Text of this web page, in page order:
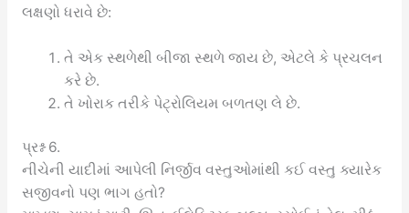
લક્ષણો ધરાવે છે:
તે એક સ્થળેથી બીજા સ્થળે જાય છે, એટલે કે પ્રચલન
કરે છે.
તે ખોરાક તરીકે પેટ્રોલિયમ બળતણ લે છે.
પ્રશ્ન 6.
નીચેની યાદીમાં આપેલી નિર્જીવ વસ્તુઓમાંથી કઈ વસ્તુ ક્યારેક
સજીવનો પણ ભાગ હતો?